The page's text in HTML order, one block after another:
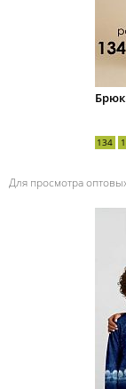
134
Для просмотра